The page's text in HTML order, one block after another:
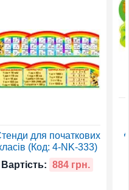
для початкових
(Код: 4-NK-333)
Вартість: 884 грн.